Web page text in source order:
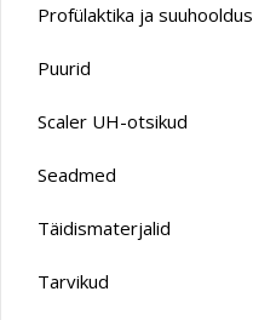
Profülaktika ja suuhooldus
Puurid
Scaler UH-otsikud
Seadmed
Täidismaterjalid
Tarvikud